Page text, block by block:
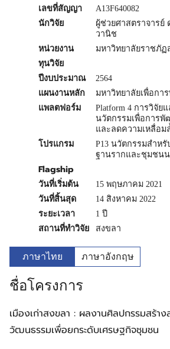
เลขที่สัญญา A13F640082
นักวิจัย
ผู้ช่วยศาสตราจารย์
วานิช
หน่วยงาน มหาวิทยาลัยราชภัฏ
ทุนวิจัย
ปีงบประมาณ
2564
แผนงานหลัก มหาวิทยาลัยเพื่อก
แพลตฟอร์ม
Platform 4 การวิจัย
นวัตกรรมเพื่อการพั
และลดความเหลื่อม
โปรแกรม
P13 นวัตกรรมสำหรั
ฐานรากและชุมชน
Flagship
วันที่เริ่มต้น
15 พฤษภาคม 2021
วันที่สิ้นสุด 14 สิงหาคม 2022
ระยะเวลา 1 ปี
สถานที่ทำวิจัย สงขลา
ภาษาไทย ภาษาอังกฤษ
ชื่อโครงการ
เมืองเก่าสงขลา : ผลงานศิลปกรรมสร้า
วัฒนธรรมเพื่อยกระดับเศรษฐกิจชุมชน